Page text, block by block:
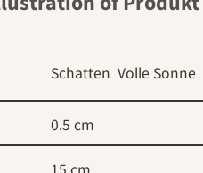
Schatten Volle Sonne
0.5 cm